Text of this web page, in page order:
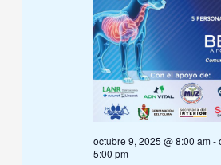
octubre 9, 2025 @ 8:00 am-
5:00 pm